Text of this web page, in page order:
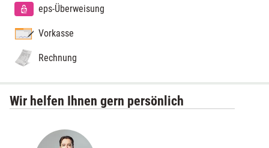
eps-Überweisung
Vorkasse
Rechnung
Wir helfen Ihnen gern persönlich